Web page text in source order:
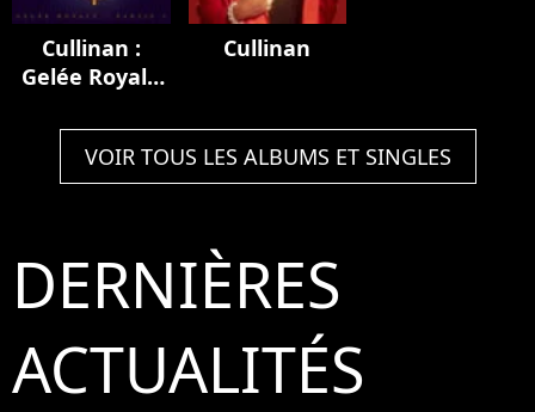
Cullinan :
Gelée Royale
Cullinan
VOIR TOUS LES ALBUMS ET SINGLES
DERNIÈRES
ACTUALITÉS